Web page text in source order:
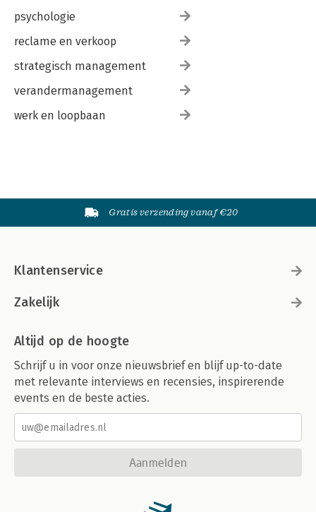
psychologie
reclame en verkoop
strategisch management
verandermanagement
werk en loopbaan
Gratis verzending vanaf €20
Klantenservice
Zakelijk
Altijd op de hoogte
Schrijf u in voor onze nieuwsbrief en blijf up-to-date
met relevante interviews en recensies, inspirerende
events en de beste acties.
Aanmelden